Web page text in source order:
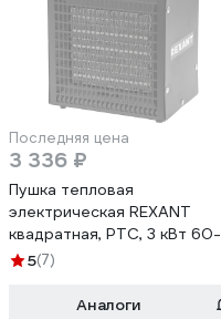
Последняя цена
3 336 ₽
Пушка тепловая
электрическая REXANT
квадратная, PTC, 3 кВт 60-
0042
5(7)
Аналоги